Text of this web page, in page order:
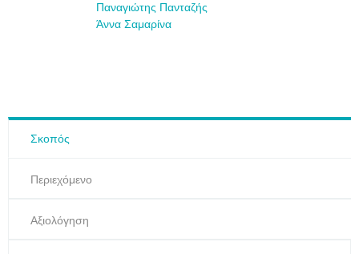
Παναγιώτης Πανταζής
Άννα Σαμαρίνα
Σκοπός
Περιεχόμενο
Αξιολόγηση